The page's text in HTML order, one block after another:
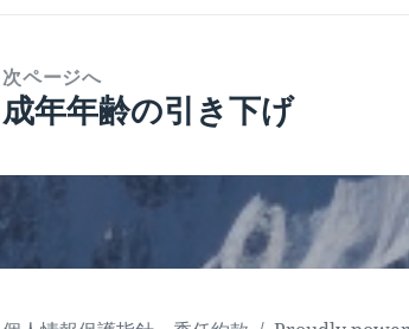
次ページへ
次
投
稿:
成年年齢の引き下げ